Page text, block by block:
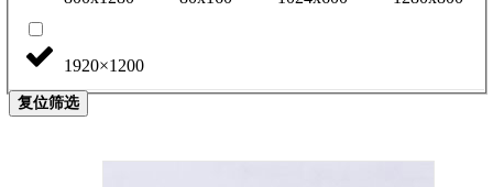
1920×1200
复位筛选